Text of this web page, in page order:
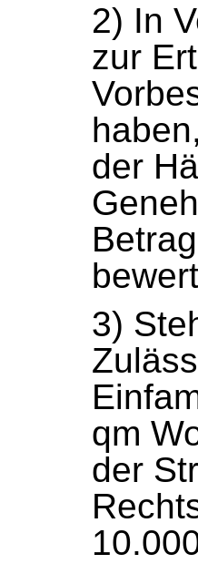
2) In
zur
der
3)
qm
der